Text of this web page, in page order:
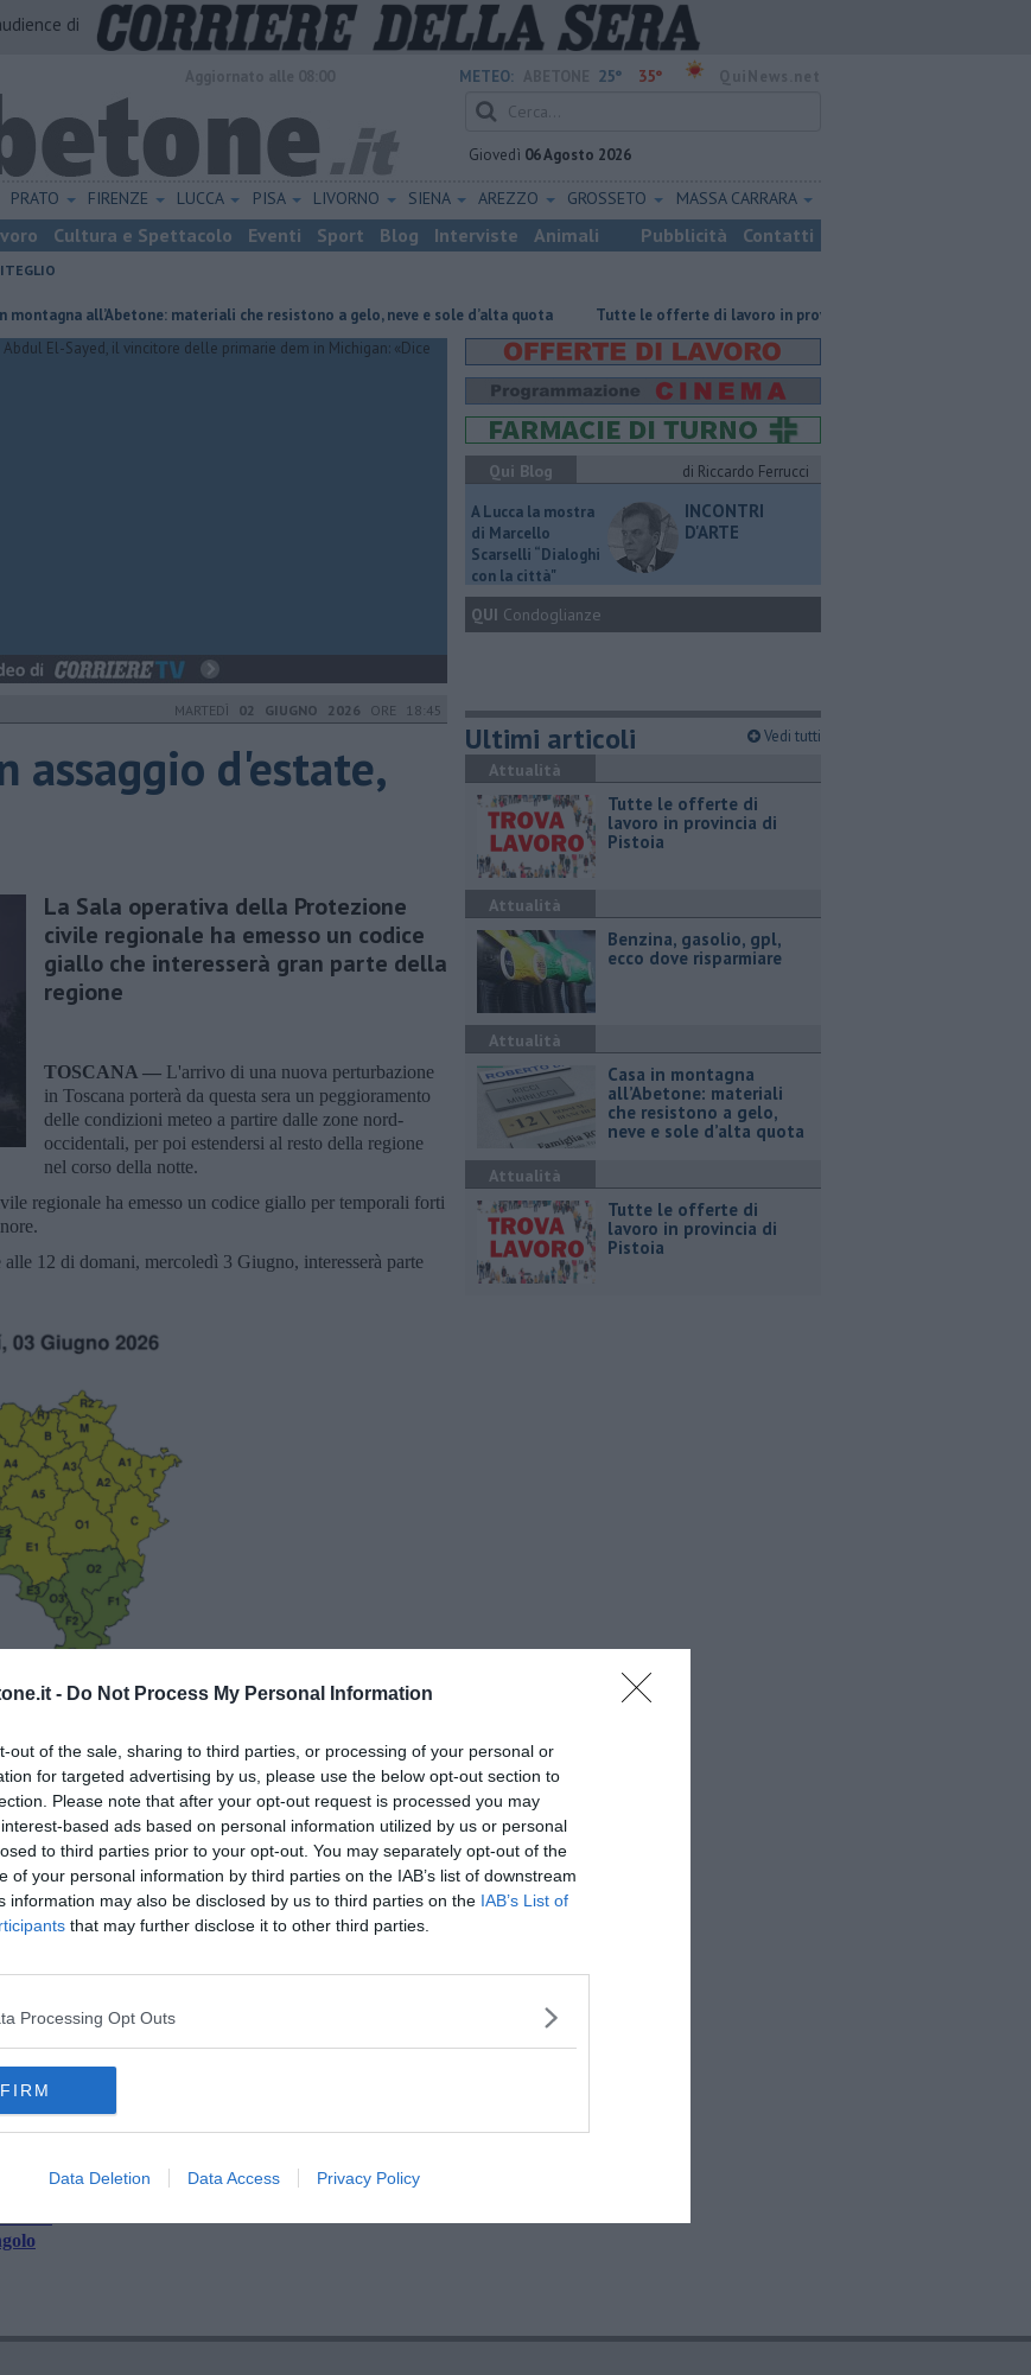
- Do Not Process My Personal Information
out of the sale, sharing to third parties, or processing of your personal or
for targeted advertising by us, please use the below opt-out section to
Please note that after your opt-out request is processed you may
based ads based on personal information utilized by us or personal
to third parties prior to your opt-out. You may separately opt-out of the
of your personal information by third parties on the IAB’s list of downstream
information may also be disclosed by us to third parties on the IAB’s List of
that may further disclose it to other third parties.
Processing Opt Outs
Data Deletion Data Access Privacy Policy
di
METEO: 25° 35°
Giovedì 06 Agosto 2026
PRATO FIRENZE LUCCA PISA LIVORNO SIENA AREZZO GROSSETO MASSA CARRARA
Cultura e Spettacolo Eventi Sport Blog Interviste Animali Pubblicità Contatti
all’Abetone: materiali che resistono a gelo, neve e sole d’alta quota ​Tutte le offerte di lavoro in provincia di Pistoia
MARTEDÌ 02 GIUGNO 2026 ORE 18:45
assaggio d'estate,
La Sala operativa della Protezione
civile regionale ha emesso un codice
giallo che interesserà gran parte della
regione
TOSCANA — L'arrivo di una nuova perturbazione
in Toscana porterà da questa sera un peggioramento
delle condizioni meteo a partire dalle zone nord-
occidentali, per poi estendersi al resto della regione
nel corso della notte.
regionale ha emesso un codice giallo per temporali forti
12 di domani, mercoledì 3 Giugno, interesserà parte
di precipitazioni anche a carattere temporalesco
zone nord-occidentali.
vento, grandinate e intensa attività elettrica.
fino a 60-80 chilometri orari, mentre mari molto mossi
di domani.
iscriviti allaNewsletter QUInews - ToscanaMedia.
tua casella di posta.
Qui Blog
di Riccardo Ferrucci
A Lucca la mostra
di Marcello
Scarselli “Dialoghi
con la città"
INCONTRI
D'ARTE
QUI Condoglianze
Ultimi articoli Vedi tutti
Attualità
​Tutte le offerte di
lavoro in provincia di
Pistoia
Attualità
​Benzina, gasolio, gpl,
ecco dove risparmiare
Attualità
Casa in montagna
all’Abetone: materiali
che resistono a gelo,
neve e sole d’alta quota
Attualità
​Tutte le offerte di
lavoro in provincia di
Pistoia